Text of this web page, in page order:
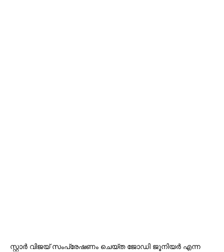
സ്റ്റാർ വിജയ് സംപ്രേഷണം ചെയ്ത ജോഡി ജൂനിയർ എന്ന